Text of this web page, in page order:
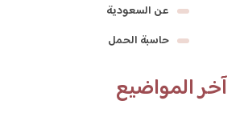
عن السعودية
حاسبة الحمل
آخر المواضيع